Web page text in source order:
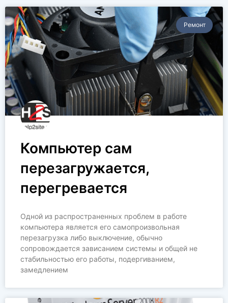
Ремонт
Компьютер сам
перезагружается,
перегревается
Одной из распространенных проблем в работе
компьютера является его самопроизвольная
перезагрузка либо выключение, обычно
сопровождается зависанием системы и общей не
стабильностью его работы, подергиванием,
замедлением